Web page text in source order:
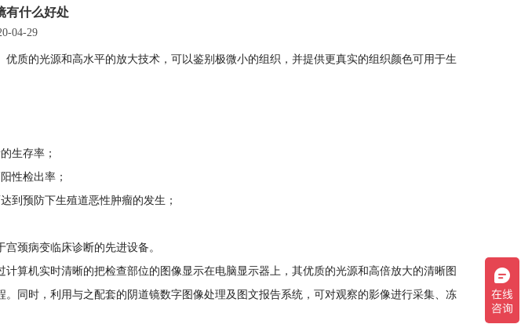
有什么好处
04-29
质的光源和高水平的放大技术，可以鉴别极微小的组织，并提供更真实的组织颜色可用于生
生存率；
性检出率；
到预防下生殖道恶性肿瘤的发生；
颈病变临床诊断的先进设备。
算机实时清晰的把检查部位的图像显示在电脑显示器上，其优质的光源和高倍放大的清晰图
同时，利用与之配套的阴道镜数字图像处理及图文报告系统，可对观察的影像进行采集、冻